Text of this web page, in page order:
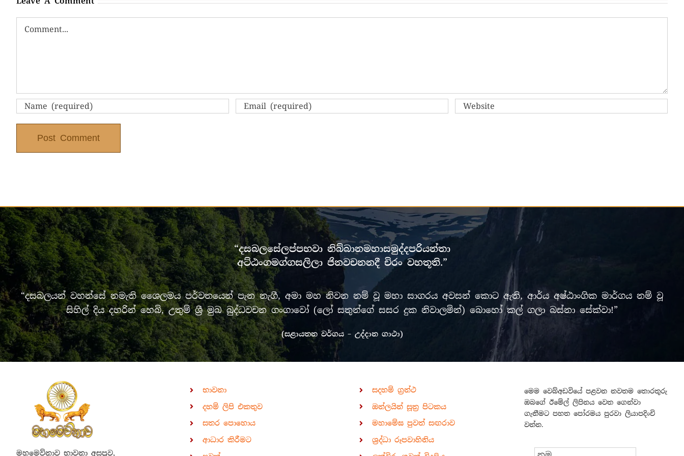
Comment
“දසබලසේලප්පභවා නිබ්බානමහාසමුද්දපරියන්තා
අට්ඨංගමග්ගසලිලා ජිනවචනනදී චිරං වහතූති.”
“දසබලයන් වහන්සේ නමැති ශෛලමය පර්වතයෙන් පැන නැගී, අමා මහ නිවන නම් වූ මහා සාගරය අවසන් කොට ඇති, ආර්ය අෂ්ඨාංගික මාර්ගය නම් වූ
සිහිල් දිය දහරින් හෙබි, උතුම් ශ්‍රී මුඛ බුද්ධවචන ගංගාවෝ (ලෝ සතුන්ගේ සසර දුක නිවාලමින්) බොහෝ කල් ගලා බස්නා සේක්වා!”
(සළායතන වර්ගය – උද්දාන ගාථා)
මහමෙව්නාව භාවනා අසපුව,
භාවනා
දහම් ලිපි එකතුව
සතර පොහොය
ආධාර කිරීමට
සදහම් ග්‍රන්ථ
ඔන්ලයින් සූත්‍ර පිටකය
මහාමේඝ පුවත් සඟරාව
ශ්‍රද්ධා රූපවාහිනිය
මෙම වෙබ්අඩවියේ පළවන නවතම තොරතුරු
ඔබගේ ඊමේල් ලිපිනය වෙත ගෙන්වා
ගැනීමට පහත පෝරමය පුරවා ලියාපදිංචි
වන්න.